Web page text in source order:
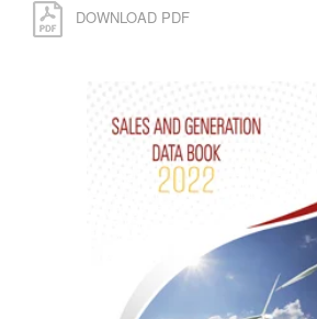
DOWNLOAD PDF